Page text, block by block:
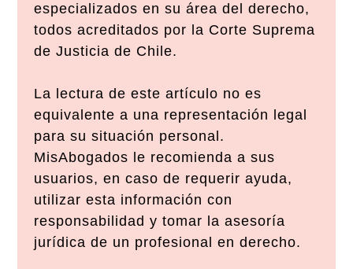
especializados en su área del derecho,
todos acreditados por la Corte Suprema
de Justicia de Chile.
La lectura de este artículo no es
equivalente a una representación legal
para su situación personal.
MisAbogados le recomienda a sus
usuarios, en caso de requerir ayuda,
utilizar esta información con
responsabilidad y tomar la asesoría
jurídica de un profesional en derecho.